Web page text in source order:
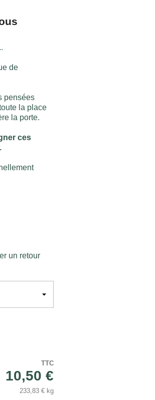
de
pensées
la place
la porte.
ces
un retour
TTC
10,50 €
233,83 € kg